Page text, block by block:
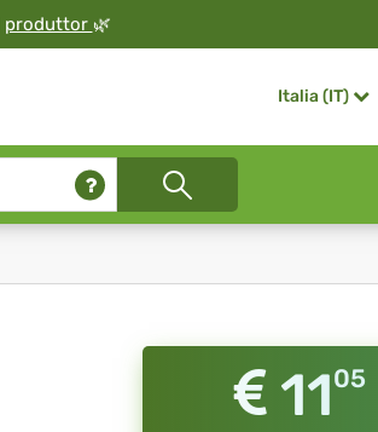
produttor 🌿
Italia (IT)
1105